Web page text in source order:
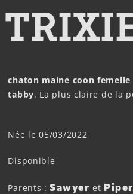
chaton maine coon
tabby. La plus claire de la
Née le 05/03/2022
Disponible
Parents :Sawyer et Piper